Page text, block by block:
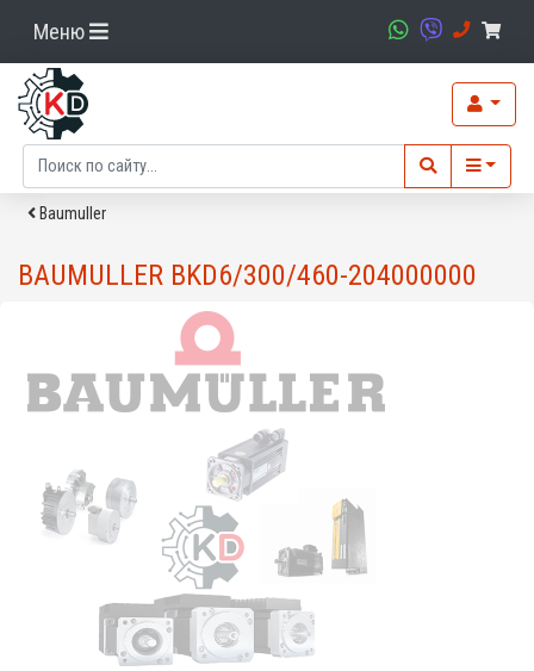
Меню
Baumuller
BAUMULLER BKD6/300/460-204000000